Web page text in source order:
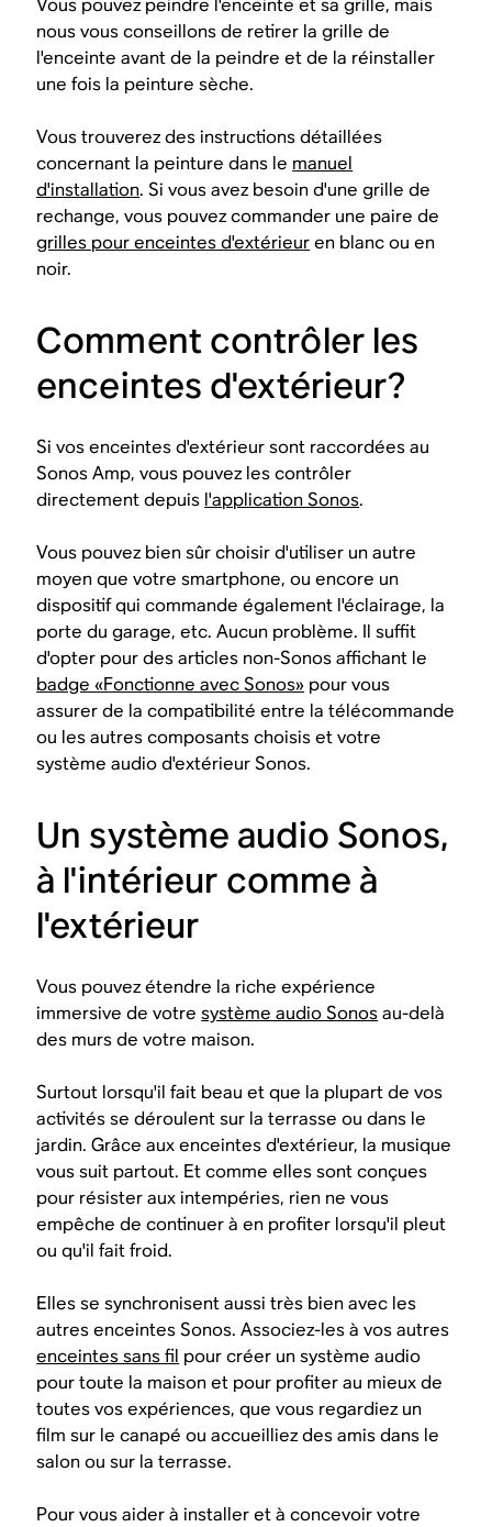
Vous pouvez peindre l'enceinte et sa grille, mais
nous vous conseillons de retirer la grille de
l'enceinte avant de la peindre et de la réinstaller
une fois la peinture sèche.
Vous trouverez des instructions détaillées
concernant la peinture dans le manuel
d'installation. Si vous avez besoin d'une grille de
rechange, vous pouvez commander une paire de
grilles pour enceintes d'extérieuren blanc ou en
noir.
Comment contrôler les
enceintes d'extérieur?
Si vos enceintes d'extérieur sont raccordées au
Sonos Amp, vous pouvez les contrôler
directement depuis l'application Sonos.
Vous pouvez bien sûr choisir d'utiliser un autre
moyen que votre smartphone, ou encore un
dispositif qui commande également l'éclairage, la
porte du garage, etc. Aucun problème. Il suffit
d'opter pour des articles non-Sonos affichant le
badge «Fonctionne avec Sonos» pour vous
assurer de la compatibilité entre la télécommande
ou les autres composants choisis et votre
système audio d'extérieur Sonos.
Un système audio Sonos,
à l'intérieur comme à
l'extérieur
Vous pouvez étendre la riche expérience
immersive de votresystème audio Sonosau-delà
des murs de votre maison.
Surtout lorsqu'il fait beau et que la plupart de vos
activités se déroulent sur la terrasse ou dans le
jardin. Grâce aux enceintes d'extérieur, la musique
vous suit partout. Et comme elles sont conçues
pour résister aux intempéries, rien ne vous
empêche de continuer à en profiter lorsqu'il pleut
ou qu'il fait froid.
Elles se synchronisent aussi très bien avec les
autres enceintes Sonos. Associez-les à vos autres
enceintes sans fil pour créer un système audio
pour toute la maison et pour profiter au mieux de
toutes vos expériences, que vous regardiez un
film sur le canapé ou accueilliez des amis dans le
salon ou sur la terrasse.
Pour vous aider à installer et à concevoir votre